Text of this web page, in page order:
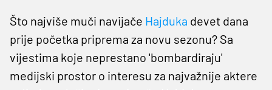
Što najviše muči navijače Hajduka devet dana
prije početka priprema za novu sezonu? Sa
vijestima koje neprestano 'bombardiraju'
medijski prostor o interesu za najvažnije aktere